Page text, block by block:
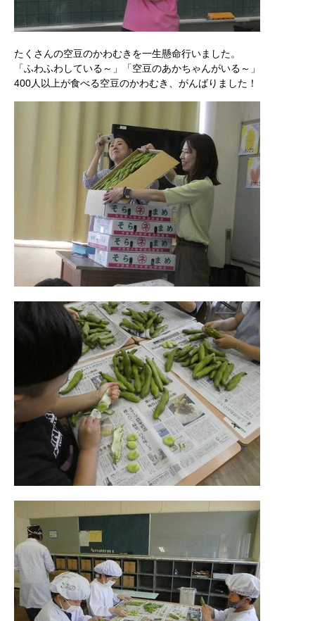
たくさんの空豆のかわむきを一生懸命行いました。
「ふわふわしている～」「空豆のあかちゃんがいる～」
400人以上が食べる空豆のかわむき、がんばりました！